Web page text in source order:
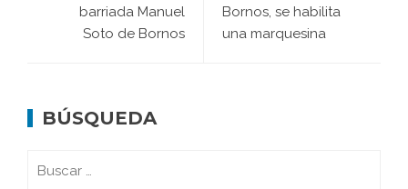
barriada Manuel
Soto de Bornos
Bornos, se habilita
una marquesina
BÚSQUEDA